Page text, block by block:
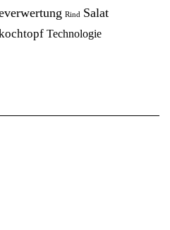
Rind Salat
Technologie